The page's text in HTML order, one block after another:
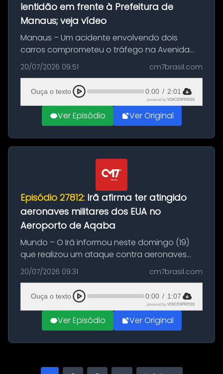
lentidão em frente à Prefeitura de
Manaus; veja vídeo
Manaus – Um acidente envolvendo dois
carros comprometeu o tráfego na Avenida
Brasil durante a manhã desta segunda-feira
(20), em frente ao complexo da Prefeitura de
Manaus, na Zona Oeste. A batida ter...
20/07/2026 09:51 cm7brasil.com
Ouça o texto 0:00 / 2:01
powered by VOICEXPRESS
Ver Episódio Ver Original
Episódio 27812: Irã afirma ter atingido
aeronaves militares dos EUA no
Aeroporto de Aqaba
Mundo – O Irã informou neste domingo (19)
que realizou um ataque contra aeronaves
militares dos Estados Unidos estacionadas no
Aeroporto de Aqaba, na Jordânia, durante a
21ª fase da Operação Nasr 2. A...
20/07/2026 09:31 cm7brasil.com
Ouça o texto 0:00 / 1:07
powered by VOICEXPRESS
Ver Episódio Ver Original